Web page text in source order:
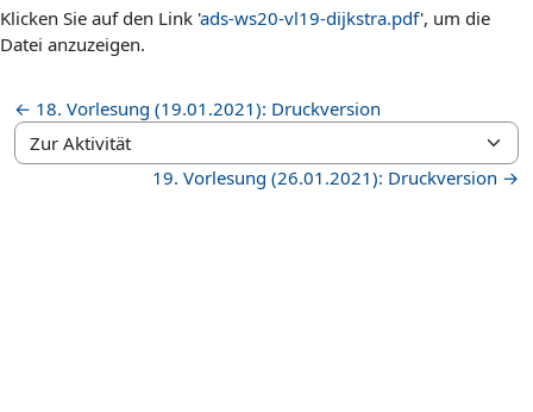
Algorithmus
Klicken Sie auf den Link 'ads-ws20-vl19-dijkstra.pdf', um die
Datei anzuzeigen.
← 18. Vorlesung (19.01.2021): Druckversion
Zur Aktivität
19. Vorlesung (26.01.2021): Druckversion →